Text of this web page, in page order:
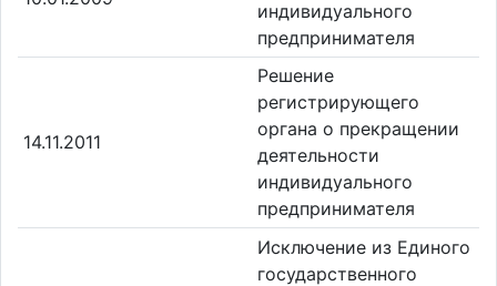
индивидуального
предпринимателя
14.11.2011
Решение
регистрирующего
органа о прекращении
деятельности
индивидуального
предпринимателя
Исключение из Единого
государственного